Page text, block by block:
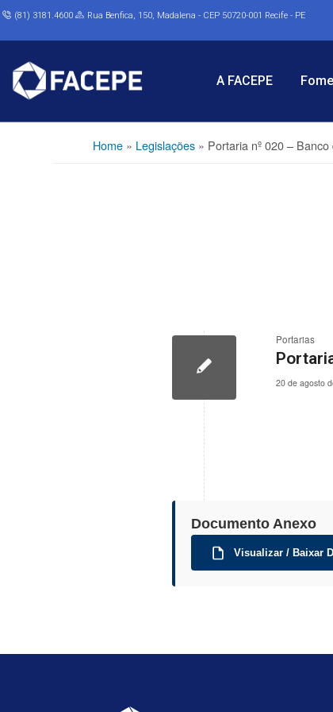
Home » Legislações » Portaria nº 020 –
(81) 3181.4600 Rua Benfica, 150, Madalena - CEP 50720-001 Recife - PE
A FACEPE
Portarias
20 de agosto
Documento Anexo
Visualizar / Baixar